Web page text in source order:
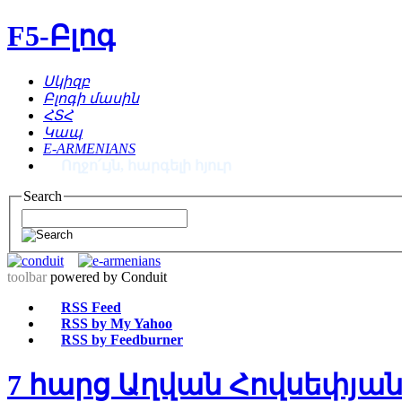
F5-Բլոգ
Սկիզբ
Բլոգի մասին
ՀՏՀ
Կապ
E-ARMENIANS
Search
toolbar powered by Conduit
RSS Feed
RSS by My Yahoo
RSS by Feedburner
7 հարց Աղվան